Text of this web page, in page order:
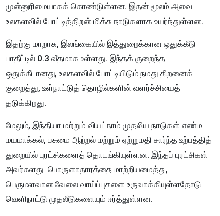
முன்னுரிமையாகக் கொண்டுள்ளன. இதன் மூலம் அவை
உலகளவில் போட்டித்திறன் மிக்க நாடுகளாக உயர்ந்துள்ளன.
இதற்கு மாறாக, இலங்கையில் இத்துறைக்கான ஒதுக்கீடு
பாதீட்டில் 0.3 வீதமாக உள்ளது. இந்தக் குறைந்த
ஒதுக்கீடானது, உலகளவில் போட்டியிடும் நமது திறனைக்
குறைத்து, உள்நாட்டுத் தொழில்களின் வளர்ச்சியைத்
தடுக்கிறது.
மேலும், இந்தியா மற்றும் வியட்நாம் முதலிய நாடுகள் எண்ம
மயமாக்கல், பசுமை ஆற்றல் மற்றும் ஏற்றுமதி சார்ந்த உற்பத்தித்
துறையில் புரட்சிகளைத் தொடங்கியுள்ளன. இந்தப் புரட்சிகள்
அவர்களது பொருளாதாரத்தை மாற்றியமைத்து,
பெருமளவான வேலை வாய்ப்புகளை உருவாக்கியுள்ளதோடு
வெளிநாட்டு முதலீடுகளையும் ஈர்த்துள்ளன.